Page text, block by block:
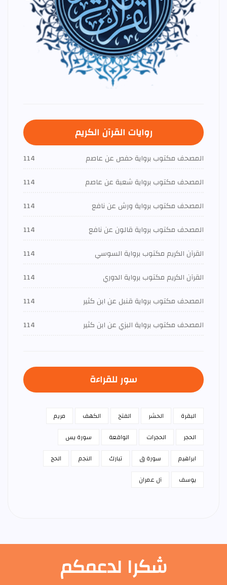
روايات القرآن الكريم
المصحف مكتوب برواية حفص عن عاصم
114
المصحف مكتوب برواية شعبة عن عاصم
114
المصحف مكتوب برواية ورش عن نافع
114
المصحف مكتوب برواية قالون عن نافع
114
القرآن الكريم مكتوب برواية السوسي
114
القرآن الكريم مكتوب برواية الدوري
114
المصحف مكتوب برواية قنبل عن ابن كثير
114
المصحف مكتوب برواية البزي عن ابن كثير
114
سور للقراءة
البقرة الحشر الفتح الكهف
مريم
الحجر
الحجرات الواقعة
سورة يس
ابراهيم
سورة ق تبارك النجم
الحج
يوسف
آل عمران
شكرا لدعمكم